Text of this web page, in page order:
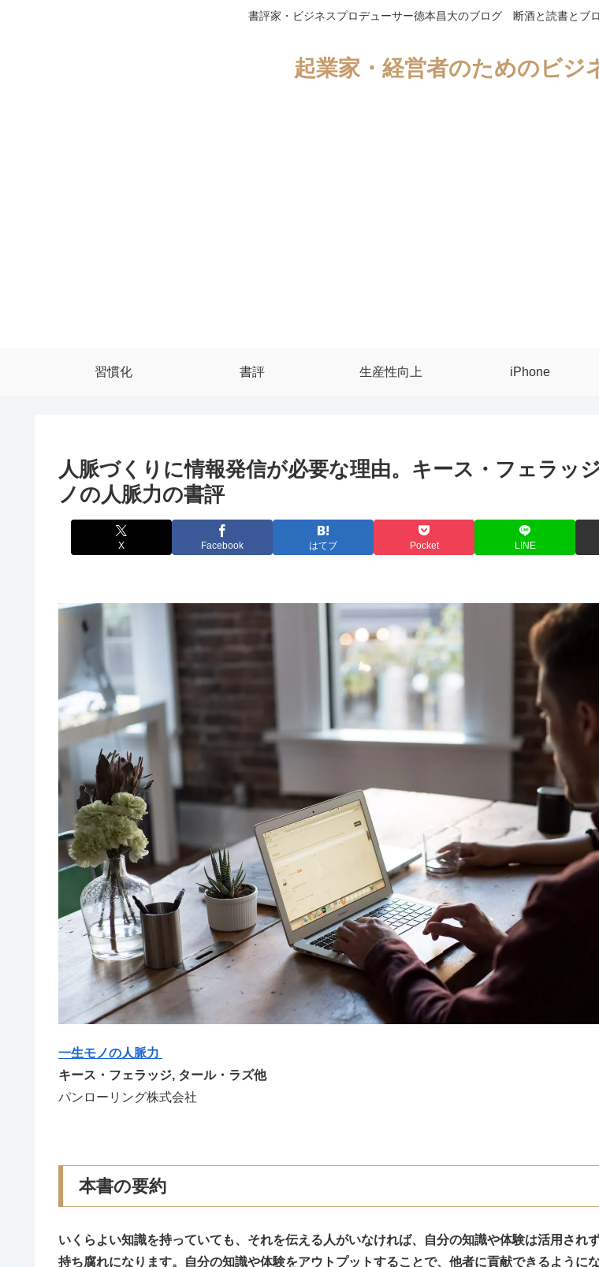
書評家・ビジネスプロデューサー徳本昌大のブログ 断酒と読書とブ
起業家・経営者のためのビジ
習慣化 書評 生産性向上 iPhone
人脈づくりに情報発信が必要な理由。キース・フェラッ
ノの人脈力の書評
X Facebook はてブ Pocket LINE
一生モノの人脈力
キース・フェラッジ, タール・ラズ他
パンローリング株式会社
本書の要約
いくらよい知識を持っていても、それを伝える人がいなければ、自分の知識や体験は活用され
持ち腐れになります。自分の知識や体験をアウトプットすることで、他者に貢献できるように